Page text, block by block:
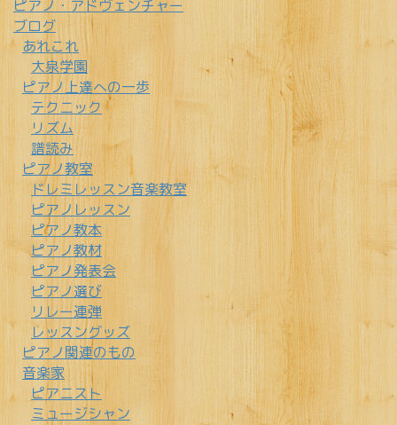
ピアノ・アドヴェンチャー
ブログ
あれこれ
大泉学園
ピアノ上達への一歩
テクニック
リズム
譜読み
ピアノ教室
ドレミレッスン音楽教室
ピアノレッスン
ピアノ教本
ピアノ教材
ピアノ発表会
ピアノ選び
リレー連弾
レッスングッズ
ピアノ関連のもの
音楽家
ピアニスト
ミュージシャン